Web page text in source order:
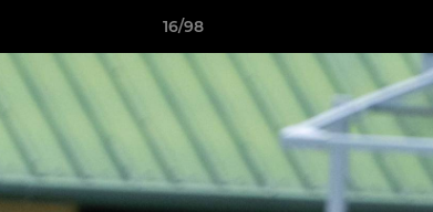
16/98